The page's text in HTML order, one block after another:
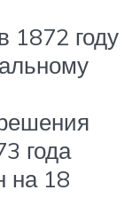
1872 году
года
на 18